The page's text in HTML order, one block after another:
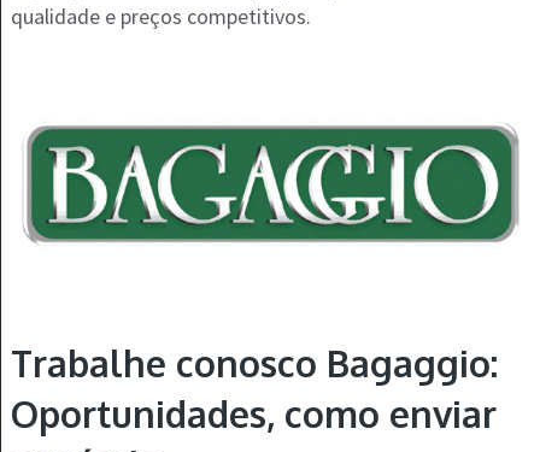
qualidade e preços competitivos.
Trabalhe conosco Bagaggio:
Oportunidades, como enviar